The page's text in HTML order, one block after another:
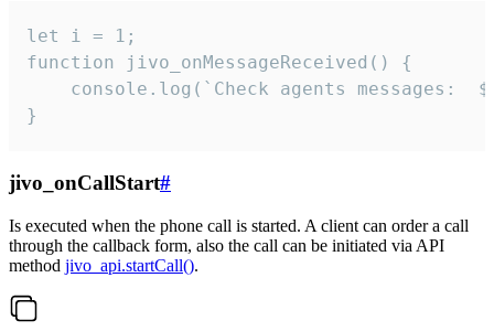
let i = 1;
function jivo_onMessageReceived() {
}
jivo_onCallStart#
Is executed when the phone call is started. A client can order a call
through the callback form, also the call can be initiated via API
method jivo_api.startCall().